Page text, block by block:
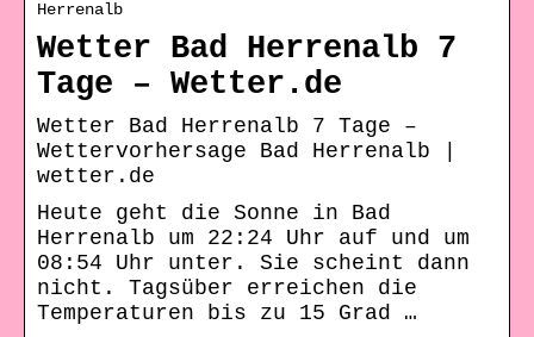
Herrenalb
Wetter Bad Herrenalb 7
Tage – Wetter.de
Wetter Bad Herrenalb 7 Tage –
Wettervorhersage Bad Herrenalb |
wetter.de
Heute geht die Sonne in Bad
Herrenalb um 22:24 Uhr auf und um
08:54 Uhr unter. Sie scheint dann
nicht. Tagsüber erreichen die
Temperaturen bis zu 15 Grad …